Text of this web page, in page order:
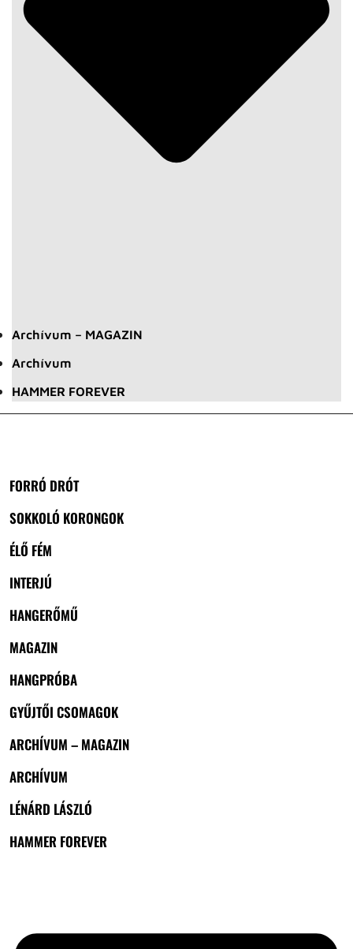
Archívum – MAGAZIN
Archívum
HAMMER FOREVER
FORRÓ DRÓT
SOKKOLÓ KORONGOK
ÉLŐ FÉM
INTERJÚ
HANGERŐMŰ
MAGAZIN
HANGPRÓBA
GYŰJTŐI CSOMAGOK
ARCHÍVUM – MAGAZIN
ARCHÍVUM
LÉNÁRD LÁSZLÓ
HAMMER FOREVER